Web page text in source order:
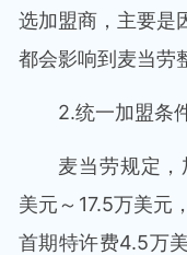
选加盟商，主要是
都会影响到麦当劳
2.统一加盟条
麦当劳规定
美元～17.5万美元
首期特许费4.5万